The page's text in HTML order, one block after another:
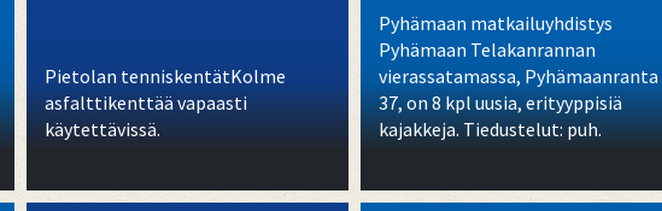
Pietolan tenniskentätKolme
asfalttikenttää vapaasti
käytettävissä.
Pyhämaan matkailuyhdistys
Pyhämaan Telakanrannan
vierassatamassa, Pyhämaanranta
37, on 8 kpl uusia, erityyppisiä
kajakkeja. Tiedustelut: puh.